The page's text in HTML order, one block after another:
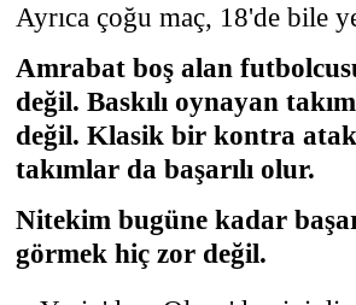
Ayrıca çoğu maç, 18'de bile
Amrabat boş alan
değil. Baskılı oynayan
değil. Klasik bir kontra atak
takımlar da başarılı olur.
Nitekim bugüne kadar
görmek hiç zor değil.